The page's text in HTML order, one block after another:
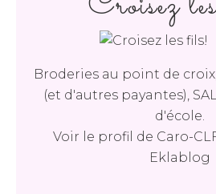
Broderies au point de
(et d'autres payantes),
d'école.
Voir le profil de Caro-
Eklablog